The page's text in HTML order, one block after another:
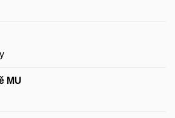
MU